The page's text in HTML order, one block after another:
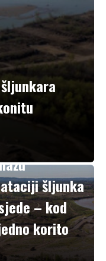
šljunka
– kod
korito